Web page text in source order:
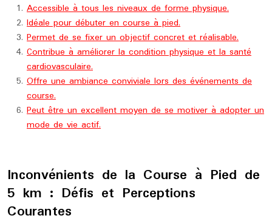
Accessible à tous les niveaux de forme physique.
Idéale pour débuter en course à pied.
Permet de se fixer un objectif concret et réalisable.
Contribue à améliorer la condition physique et la santé
cardiovasculaire.
Offre une ambiance conviviale lors des événements de
course.
Peut être un excellent moyen de se motiver à adopter un
mode de vie actif.
Inconvénients de la Course à Pied de
5 km : Défis et Perceptions
Courantes